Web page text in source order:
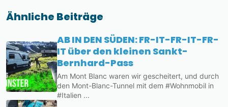
Ähnliche Beiträge
AB IN DEN SÜDEN: FR-IT-FR-IT-FR-
IT über den kleinen Sankt-
Bernhard-Pass
Am Mont Blanc waren wir gescheitert, und durch
den Mont-Blanc-Tunnel mit dem #Wohnmobil in
#Italien ...